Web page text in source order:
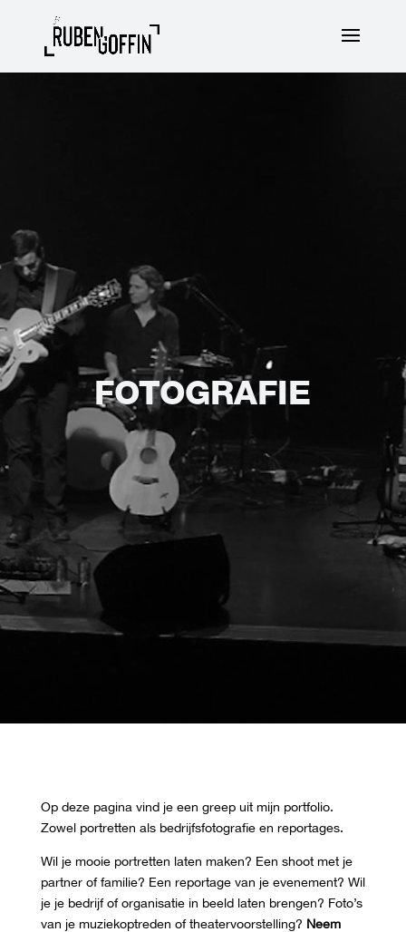
FOTOGRAFIE
Op deze pagina vind je een greep uit mijn portfolio.
Zowel portretten als bedrijfsfotografie en reportages.
Wil je mooie portretten laten maken? Een shoot met je
partner of familie? Een reportage van je evenement? Wil
je je bedrijf of organisatie in beeld laten brengen? Foto’s
van je muziekoptreden of theatervoorstelling? Neem